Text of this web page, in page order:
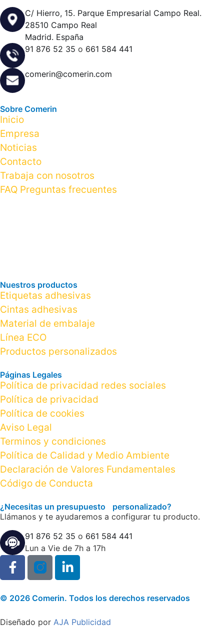
C/ Hierro, 15. Parque Empresarial Campo Real.
28510 Campo Real
Madrid. España
91 876 52 35 o 661 584 441
comerin@comerin.com
Sobre Comerin
Inicio
Empresa
Noticias
Contacto
Trabaja con nosotros
FAQ Preguntas frecuentes
Nuestros productos
Etiquetas adhesivas
Cintas adhesivas
Material de embalaje
Línea ECO
Productos personalizados
Páginas Legales
Política de privacidad redes sociales
Política de privacidad
Política de cookies
Aviso Legal
Terminos y condiciones
Política de Calidad y Medio Ambiente
Declaración de Valores Fundamentales
Código de Conducta
¿Necesitas un presupuesto personalizado?
Llámanos y te ayudaremos a configurar tu producto.
91 876 52 35 o 661 584 441
Lun a Vie de 7h a 17h
© 2026 Comerin. Todos los derechos reservados
Diseñado por AJA Publicidad